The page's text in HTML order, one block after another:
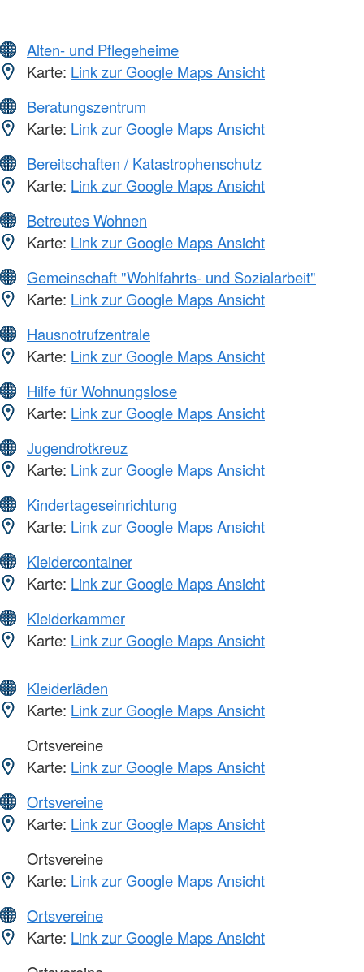
Alten- und Pflegeheime
Karte: Link zur Google Maps Ansicht
Beratungszentrum
Karte: Link zur Google Maps Ansicht
Bereitschaften / Katastrophenschutz
Karte: Link zur Google Maps Ansicht
Betreutes Wohnen
Karte: Link zur Google Maps Ansicht
Gemeinschaft "Wohlfahrts- und Sozialarbeit"
Karte: Link zur Google Maps Ansicht
Hausnotrufzentrale
Karte: Link zur Google Maps Ansicht
Hilfe für Wohnungslose
Karte: Link zur Google Maps Ansicht
Jugendrotkreuz
Karte: Link zur Google Maps Ansicht
Kindertageseinrichtung
Karte: Link zur Google Maps Ansicht
Kleidercontainer
Karte: Link zur Google Maps Ansicht
Kleiderkammer
Karte: Link zur Google Maps Ansicht
Kleiderläden
Karte: Link zur Google Maps Ansicht
Ortsvereine
Karte: Link zur Google Maps Ansicht
Ortsvereine
Karte: Link zur Google Maps Ansicht
Ortsvereine
Karte: Link zur Google Maps Ansicht
Ortsvereine
Karte: Link zur Google Maps Ansicht